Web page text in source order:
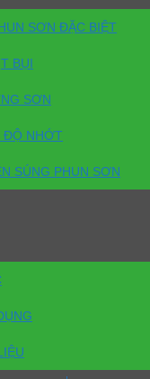
SƠN ĐẶC BIỆT
BỤI
SƠN
ĐỘ NHỚT
SÚNG PHUN SƠN